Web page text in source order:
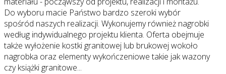
Do wyboru macie Państwo bardzo szeroki wybór
spośród naszych realizacji. Wykonujemy również nagrobki
według indywidualnego projektu klienta. Oferta obejmuje
także wyłożenie kostki granitowej lub brukowej wokoło
nagrobka oraz elementy wykończeniowe takie jak wazony
czy książki granitowe...